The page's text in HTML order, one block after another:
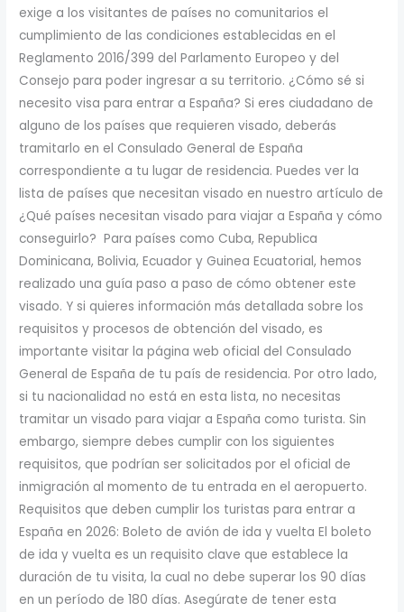
exige a los visitantes de países no comunitarios el
cumplimiento de las condiciones establecidas en el
Reglamento 2016/399 del Parlamento Europeo y del
Consejo para poder ingresar a su territorio. ¿Cómo sé si
necesito visa para entrar a España? Si eres ciudadano de
alguno de los países que requieren visado, deberás
tramitarlo en el Consulado General de España
correspondiente a tu lugar de residencia. Puedes ver la
lista de países que necesitan visado en nuestro artículo de
¿Qué países necesitan visado para viajar a España y cómo
conseguirlo? Para países como Cuba, Republica
Dominicana, Bolivia, Ecuador y Guinea Ecuatorial, hemos
realizado una guía paso a paso de cómo obtener este
visado. Y si quieres información más detallada sobre los
requisitos y procesos de obtención del visado, es
importante visitar la página web oficial del Consulado
General de España de tu país de residencia. Por otro lado,
si tu nacionalidad no está en esta lista, no necesitas
tramitar un visado para viajar a España como turista. Sin
embargo, siempre debes cumplir con los siguientes
requisitos, que podrían ser solicitados por el oficial de
inmigración al momento de tu entrada en el aeropuerto.
Requisitos que deben cumplir los turistas para entrar a
España en 2026: Boleto de avión de ida y vuelta El boleto
de ida y vuelta es un requisito clave que establece la
duración de tu visita, la cual no debe superar los 90 días
en un período de 180 días. Asegúrate de tener esta